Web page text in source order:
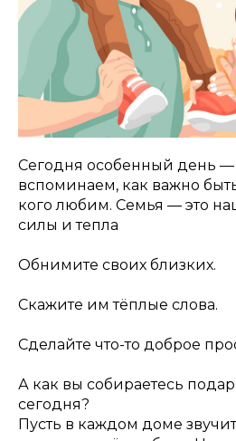
Сегодня особенный день —
вспоминаем, как важно
кого любим. Семья — это
силы и тепла
Обнимите своих близких.
Скажите им тёплые слова.
Сделайте что-то доброе
А как вы собираетесь
сегодня?
Пусть в каждом доме